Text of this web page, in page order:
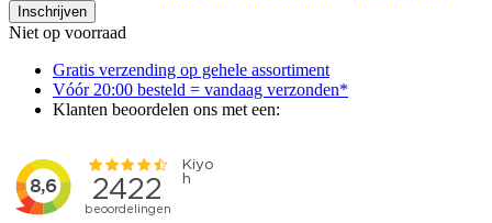
Inschrijven
Niet op voorraad
Gratis verzending op gehele assortiment
Vóór 20:00 besteld = vandaag verzonden*
Klanten beoordelen ons met een: